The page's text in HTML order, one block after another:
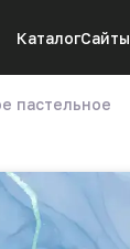
КаталогСайты
пастельное